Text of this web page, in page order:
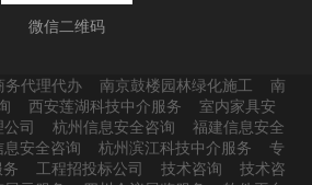
微信二维码
务代理代办 南京鼓楼园林绿化施工
南
西安莲湖科技中介服务
室内家具安
司 杭州信息安全咨询
福建信息安全
息安全咨询 杭州滨江科技中介服务
专
工程招投标公司 技术咨询
技术咨